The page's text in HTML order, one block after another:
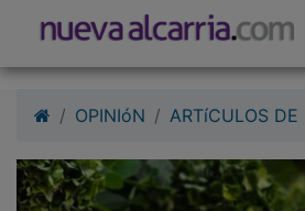
OPINIóN ARTíCULOS DE